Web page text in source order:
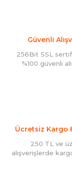
Güvenli
256Bit SSL
%100 güvenli
Ücretsiz Kargo
250 TL ve
alışverişlerde